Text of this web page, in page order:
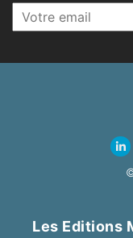
Les Editions